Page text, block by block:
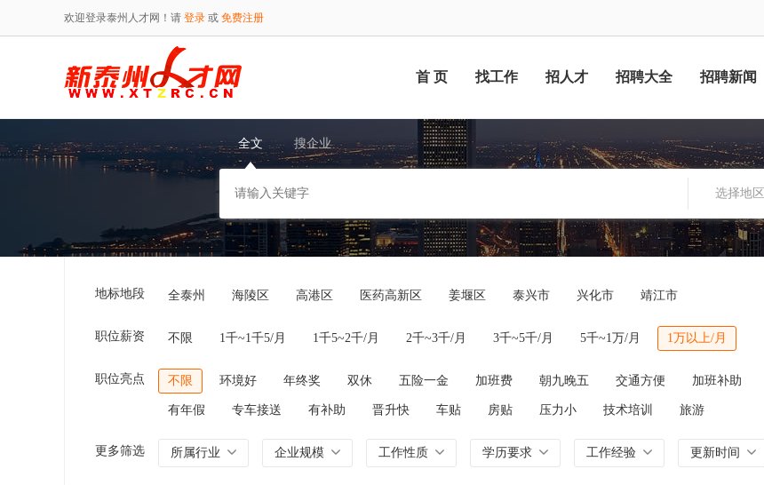
欢迎登录泰州人才网！请 登录 或 免费注册
首 页 找工作 招人才 招聘大全 招聘新闻
全文 搜企业
选择地区
地标地段 全泰州 海陵区 高港区 医药高新区 姜堰区 泰兴市 兴化市 靖江市
职位薪资 不限 1千~1千5/月 1千5~2千/月 2千~3千/月 3千~5千/月 5千~1万/月 1万以上/月
职位亮点 不限 环境好 年终奖 双休 五险一金 加班费 朝九晚五 交通方便 加班补助
有年假 专车接送 有补助 晋升快 车贴 房贴 压力小 技术培训 旅游
更多筛选 所属行业 企业规模 工作性质 学历要求 工作经验 更新时间